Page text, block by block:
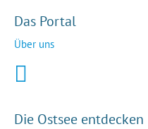
Das Portal
Über uns
Die Ostsee entdecken